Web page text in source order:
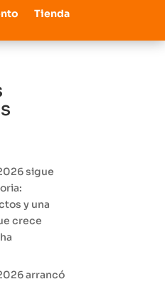
Tienda
sigue
y una
crece
arrancó